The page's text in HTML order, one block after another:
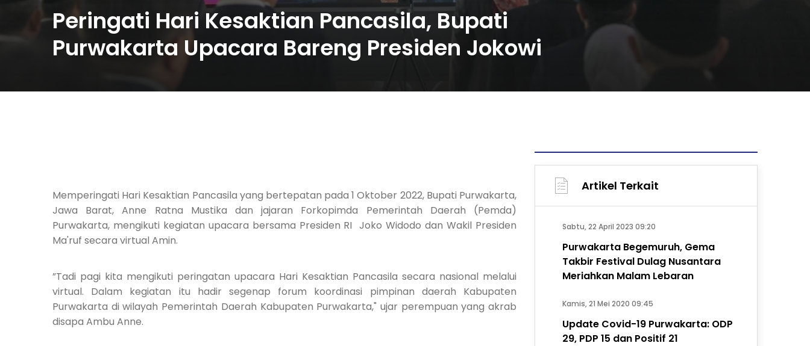
Peringati Hari Kesaktian Pancasila, Bupati
Purwakarta Upacara Bareng Presiden Jokowi
Memperingati Hari Kesaktian Pancasila yang bertepatan pada 1 Oktober 2022, Bupati Purwakarta,
Jawa Barat, Anne Ratna Mustika dan jajaran Forkopimda Pemerintah Daerah (Pemda)
Purwakarta, mengikuti kegiatan upacara bersama Presiden RI Joko Widodo dan Wakil Presiden
Ma'ruf secara virtual Amin.
”Tadi pagi kita mengikuti peringatan upacara Hari Kesaktian Pancasila secara nasional melalui
virtual. Dalam kegiatan itu hadir segenap forum koordinasi pimpinan daerah Kabupaten
Purwakarta di wilayah Pemerintah Daerah Kabupaten Purwakarta," ujar perempuan yang akrab
disapa Ambu Anne.
Artikel Terkait
Sabtu, 22 April 2023 09:20
Purwakarta Begemuruh, Gema
Takbir Festival Dulag Nusantara
Meriahkan Malam Lebaran
Kamis, 21 Mei 2020 09:45
Update Covid-19 Purwakarta: ODP
29, PDP 15 dan Positif 21